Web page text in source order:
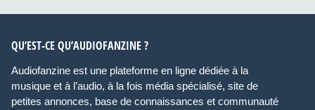
QU’EST-CE QU’AUDIOFANZINE ?
Audiofanzine est une plateforme en ligne dédiée à la
musique et à l’audio, à la fois média spécialisé, site de
petites annonces, base de connaissances et communauté